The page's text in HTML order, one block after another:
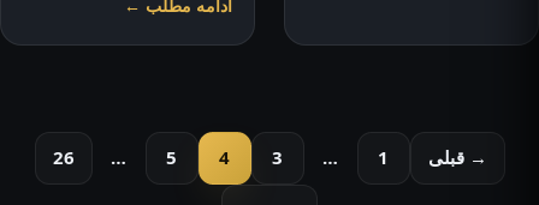
ادامه مطلب ←
نوشته‌ها
→ قبلی 1
…
3
4
5
…
26